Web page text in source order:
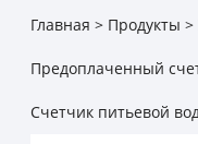
Главная > Продукты >
Предоплаченный
Счетчик питьевой